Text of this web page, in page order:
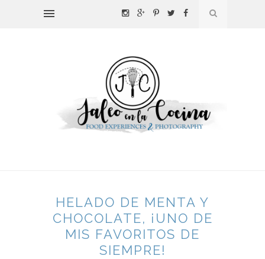
HELADO DE MENTA Y
CHOCOLATE, ¡UNO DE
MIS FAVORITOS DE
SIEMPRE!